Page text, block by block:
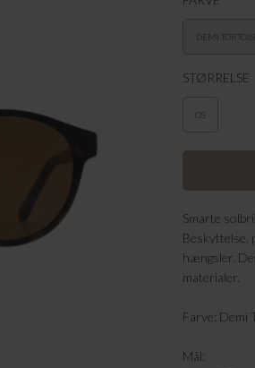
DEMI TORTOISE
STØRRELSE
OS
Smarte
Beskyttelse,
hængsler.
materialer.
Farve: Demi
Mål: